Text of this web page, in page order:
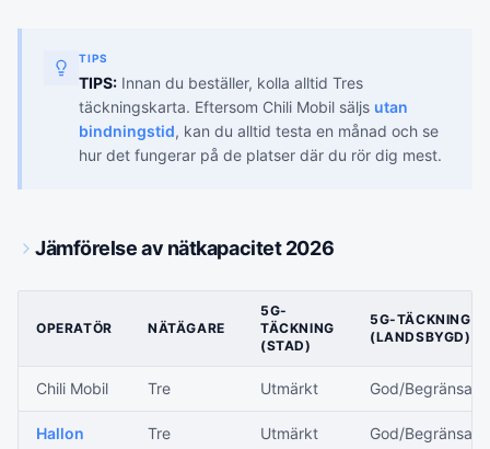
TIPS
TIPS: Innan du beställer, kolla alltid Tres
täckningskarta. Eftersom Chili Mobil säljs utan
bindningstid, kan du alltid testa en månad och se
hur det fungerar på de platser där du rör dig mest.
Jämförelse av nätkapacitet 2026
OPERATÖR NÄTÄGARE
5G-
TÄCKNING
(STAD)
5G-TÄCKNING
(LANDSBYGD)
Chili Mobil Tre Utmärkt God/Begränsad
Hallon Tre Utmärkt God/Begränsad